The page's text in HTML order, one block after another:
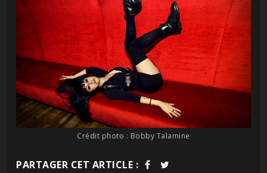
Crédit photo : Bobby Talamine
PARTAGER CET ARTICLE :